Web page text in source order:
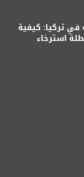
في تركيا: كيفية
استرخاء